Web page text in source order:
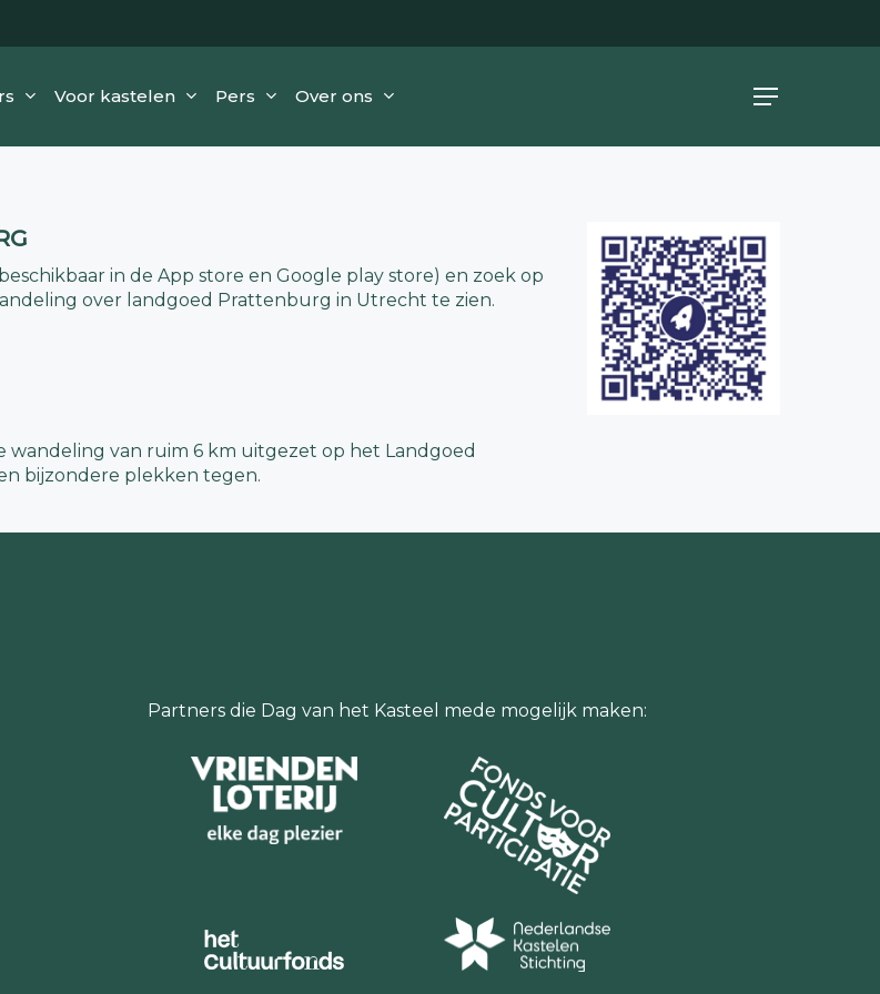
Voor kastelen Pers Over ons Menu
in de App store en Google play store) en zoek op
over landgoed Prattenburg in Utrecht te zien.
van ruim 6 km uitgezet op het Landgoed
bijzondere plekken tegen.
Partners die Dag van het Kasteel mede mogelijk maken: